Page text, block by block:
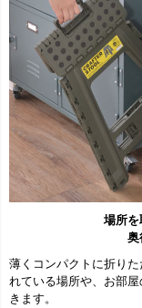
場所を
奥
薄くコンパクトに折り
れている場所や、お部
きます。